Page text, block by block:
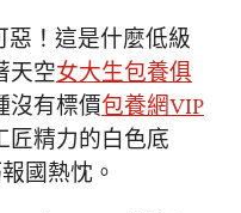
惡！這是什麼低級
天空女大生包養俱
沒有標價包養網VIP
匠精力的白色底
國熱忱。